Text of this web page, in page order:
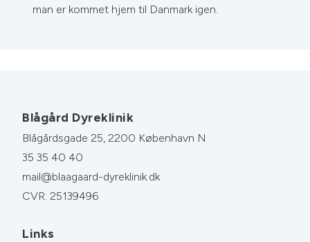
man er kommet hjem til Danmark igen.
Blågård Dyreklinik
Blågårdsgade 25, 2200 København N
35 35 40 40
mail@blaagaard-dyreklinik.dk
CVR: 25139496
Links